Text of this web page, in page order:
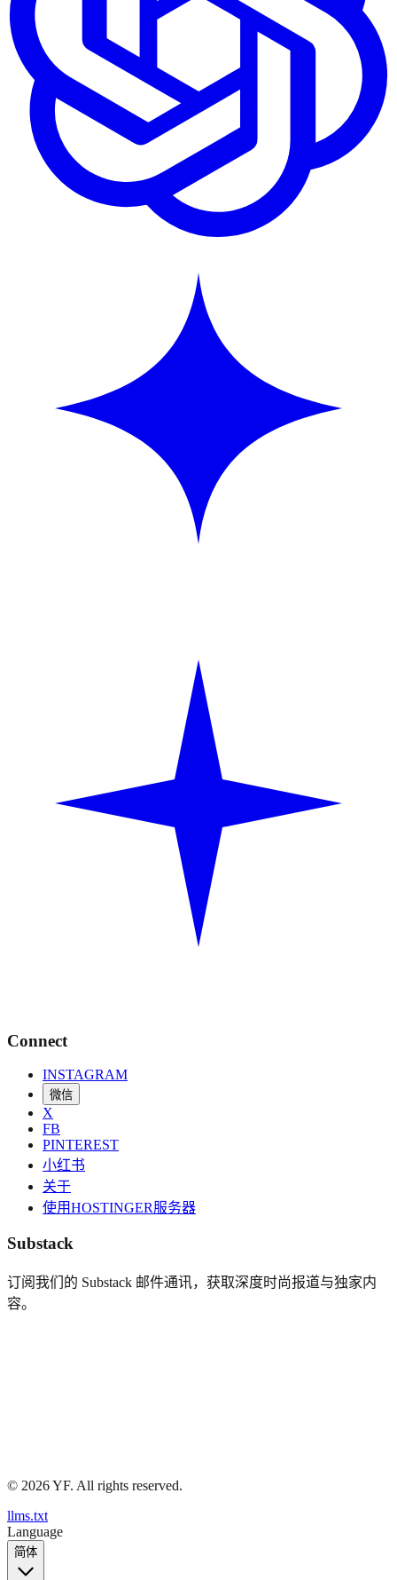
Connect
INSTAGRAM
微信
X
FB
PINTEREST
小红书
关于
使用HOSTINGER服务器
Substack
订阅我们的 Substack 邮件通讯，获取深度时尚报道与独家内
容。
© 2026YF. All rights reserved.
llms.txt
Language
简体